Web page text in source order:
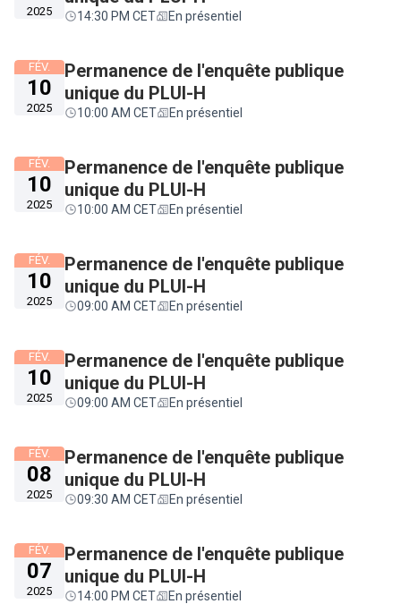
2025 14:30 PM CET En présentiel
FÉV.
10
2025
Permanence de l'enquête publique
unique du PLUI-H
10:00 AM CET En présentiel
FÉV.
10
2025
Permanence de l'enquête publique
unique du PLUI-H
10:00 AM CET En présentiel
FÉV.
10
2025
Permanence de l'enquête publique
unique du PLUI-H
09:00 AM CET En présentiel
FÉV.
10
2025
Permanence de l'enquête publique
unique du PLUI-H
09:00 AM CET En présentiel
FÉV.
08
2025
Permanence de l'enquête publique
unique du PLUI-H
09:30 AM CET En présentiel
FÉV.
07
2025
Permanence de l'enquête publique
unique du PLUI-H
14:00 PM CET En présentiel